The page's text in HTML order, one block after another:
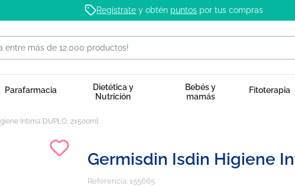
Regístrate y obtén puntos por tus compras
Parafarmacia
Dietética y
Nutrición
Bebés y
mamás
Fitoterapia
Intima DUPLO, 2x500ml.
Germisdin Isdin Higiene
Referencia: 155665